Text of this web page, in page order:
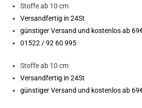
Zum
Inhalt
springen
Stoffe ab 10 cm
Versandfertig in 24St
günstiger Versand und kostenlos ab
01522 / 92 60 995
Stoffe ab 10 cm
Versandfertig in 24St
günstiger Versand und kostenlos ab